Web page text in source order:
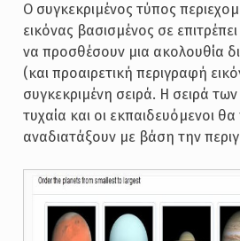
Ο συγκεκριμένος τύπος
εικόνας βασισμένος σε
να προσθέσουν μια ακολουθία
(και προαιρετική περιγραφή
συγκεκριμένη σειρά. Η σειρά των
τυχαία και οι εκπαιδευόμενοι θα
αναδιατάξουν με βάση την